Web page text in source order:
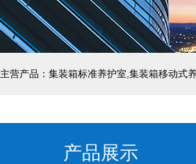
主营产品：集装箱标准养护室,集装箱移动式
产品展示